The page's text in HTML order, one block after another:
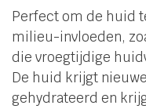
Perfect om de huid
milieu-invloeden,
die vroegtijdige
De huid krijgt
gehydrateerd en